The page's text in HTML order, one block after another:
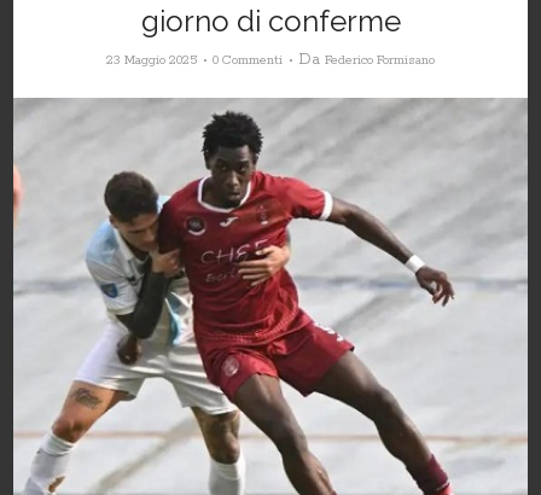
giorno di conferme
23 Maggio 2025 0 Commenti Da Federico Formisano